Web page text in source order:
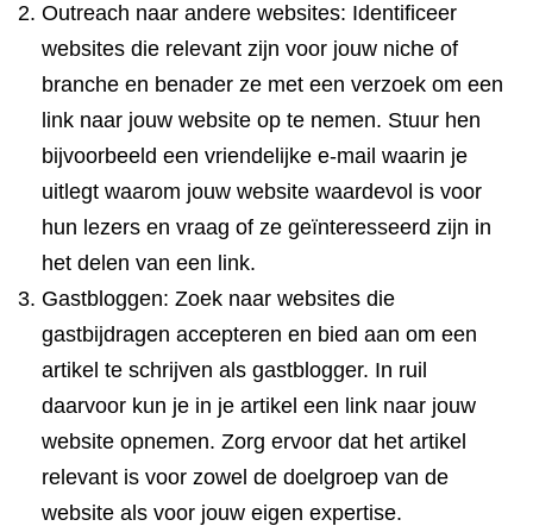
Outreach naar andere websites: Identificeer
websites die relevant zijn voor jouw niche of
branche en benader ze met een verzoek om een
link naar jouw website op te nemen. Stuur hen
bijvoorbeeld een vriendelijke e-mail waarin je
uitlegt waarom jouw website waardevol is voor
hun lezers en vraag of ze geïnteresseerd zijn in
het delen van een link.
Gastbloggen: Zoek naar websites die
gastbijdragen accepteren en bied aan om een
artikel te schrijven als gastblogger. In ruil
daarvoor kun je in je artikel een link naar jouw
website opnemen. Zorg ervoor dat het artikel
relevant is voor zowel de doelgroep van de
website als voor jouw eigen expertise.